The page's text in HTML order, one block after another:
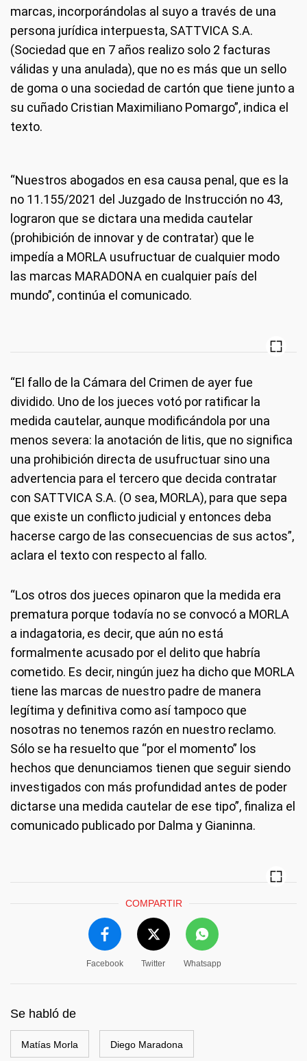
marcas, incorporándolas al suyo a través de una
persona jurídica interpuesta, SATTVICA S.A.
(Sociedad que en 7 años realizo solo 2 facturas
válidas y una anulada), que no es más que un sello
de goma o una sociedad de cartón que tiene junto a
su cuñado Cristian Maximiliano Pomargo”, indica el
texto.
“Nuestros abogados en esa causa penal, que es la
no 11.155/2021 del Juzgado de Instrucción no 43,
lograron que se dictara una medida cautelar
(prohibición de innovar y de contratar) que le
impedía a MORLA usufructuar de cualquier modo
las marcas MARADONA en cualquier país del
mundo”, continúa el comunicado.
“El fallo de la Cámara del Crimen de ayer fue
dividido. Uno de los jueces votó por ratificar la
medida cautelar, aunque modificándola por una
menos severa: la anotación de litis, que no significa
una prohibición directa de usufructuar sino una
advertencia para el tercero que decida contratar
con SATTVICA S.A. (O sea, MORLA), para que sepa
que existe un conflicto judicial y entonces deba
hacerse cargo de las consecuencias de sus actos”,
aclara el texto con respecto al fallo.
“Los otros dos jueces opinaron que la medida era
prematura porque todavía no se convocó a MORLA
a indagatoria, es decir, que aún no está
formalmente acusado por el delito que habría
cometido. Es decir, ningún juez ha dicho que MORLA
tiene las marcas de nuestro padre de manera
legítima y definitiva como así tampoco que
nosotras no tenemos razón en nuestro reclamo.
Sólo se ha resuelto que “por el momento” los
hechos que denunciamos tienen que seguir siendo
investigados con más profundidad antes de poder
dictarse una medida cautelar de ese tipo”, finaliza el
comunicado publicado por Dalma y Gianinna.
COMPARTIR
Facebook Twitter Whatsapp
Se habló de
Matías Morla Diego Maradona